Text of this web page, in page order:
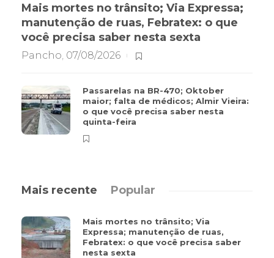
Mais mortes no trânsito; Via Expressa;
manutenção de ruas, Febratex: o que
você precisa saber nesta sexta
Pancho 07/08/2026
Passarelas na BR-470; Oktober
maior; falta de médicos; Almir Vieira:
o que você precisa saber nesta
quinta-feira
Mais recente Popular
Mais mortes no trânsito; Via
Expressa; manutenção de ruas,
Febratex: o que você precisa saber
nesta sexta